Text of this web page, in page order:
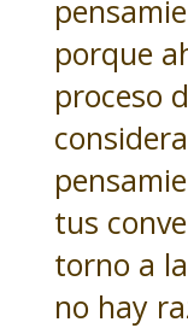
porque
proceso
tus
torno a
no hay